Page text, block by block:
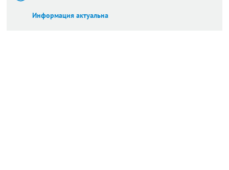
Информация актуальна